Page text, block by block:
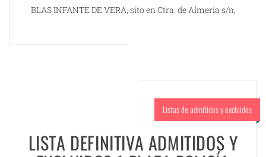
BLAS INFANTE DE VERA, sito en Ctra. de Almería s/n,
Listas de admitidos y excluidos
LISTA DEFINITIVA ADMITIDOS Y